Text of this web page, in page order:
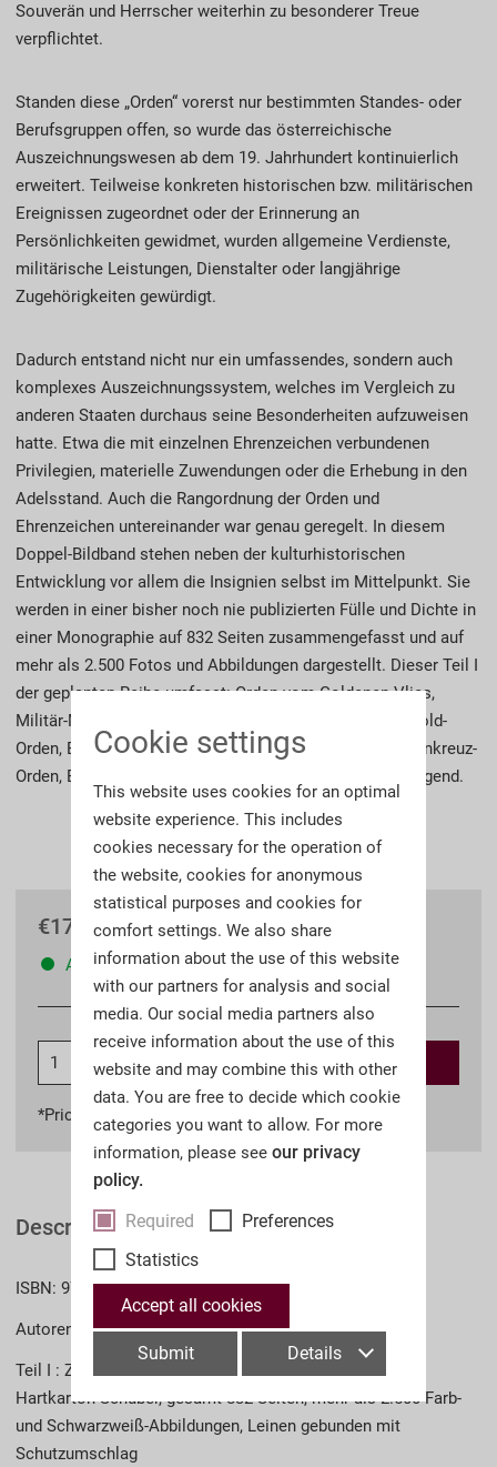
Souverän und Herrscher weiterhin zu besonderer Treue
verpflichtet.
Standen diese „Orden“ vorerst nur bestimmten Standes- oder
Berufsgruppen offen, so wurde das österreichische
Auszeichnungswesen ab dem 19. Jahrhundert kontinuierlich
erweitert. Teilweise konkreten historischen bzw. militärischen
Ereignissen zugeordnet oder der Erinnerung an
Persönlichkeiten gewidmet, wurden allgemeine Verdienste,
militärische Leistungen, Dienstalter oder langjährige
Zugehörigkeiten gewürdigt.
Dadurch entstand nicht nur ein umfassendes, sondern auch
komplexes Auszeichnungssystem, welches im Vergleich zu
anderen Staaten durchaus seine Besonderheiten aufzuweisen
hatte. Etwa die mit einzelnen Ehrenzeichen verbundenen
Privilegien, materielle Zuwendungen oder die Erhebung in den
Adelsstand. Auch die Rangordnung der Orden und
Ehrenzeichen untereinander war genau geregelt. In diesem
Doppel-Bildband stehen neben der kulturhistorischen
Entwicklung vor allem die Insignien selbst im Mittelpunkt. Sie
werden in einer bisher noch nie publizierten Fülle und Dichte in
einer Monographie auf 832 Seiten zusammengefasst und auf
mehr als 2.500 Fotos und Abbildungen dargestellt. Dieser Teil I
der geplanten Reihe umfasst: Orden vom Goldenen Vlies,
Militär-Maria Theresien-Orden, St. Stephan-Orden, Leopold-
Orden, Eiserner Kronen-Orden, Franz Joseph-Orden, Sternkreuz-
Orden, Elisabeth-Orden und Orden der Sklavinnen der Tugend.
€179.90 *
Available
Add to shopping cart
*Prices incl. VAT plus shipping costs
Description
ISBN: 978-3-902526-81-6 (Deutsch)
Autoren: Dr. M. Christian Ortner, Dr. Georg Ludwigstorff
Teil I : Zwei Bände im Schuber
Hartkarton-Schuber, gesamt 832 Seiten, mehr als 2.500 Farb-
und Schwarzweiß-Abbildungen, Leinen ­gebunden mit
Schutzumschlag
Cookie settings
This website uses cookies for an optimal
website experience. This includes
cookies necessary for the operation of
the website, cookies for anonymous
statistical purposes and cookies for
comfort settings. We also share
information about the use of this website
with our partners for analysis and social
media. Our social media partners also
receive information about the use of this
website and may combine this with other
data. You are free to decide which cookie
categories you want to allow. For more
information, please see our privacy
policy.
Required
Preferences
Statistics
Accept all cookies
Submit Details